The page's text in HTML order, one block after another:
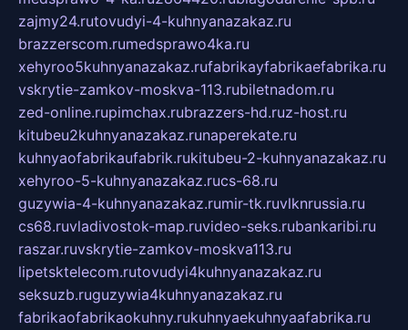
zajmy24.rutovudyi-4-kuhnyanazakaz.ru
brazzerscom.rumedsprawo4ka.ru
xehyroo5kuhnyanazakaz.rufabrikayfabrikaefabrika.ru
vskrytie-zamkov-moskva-113.rubiletnadom.ru
zed-online.rupimchax.rubrazzers-hd.ruz-host.ru
kitubeu2kuhnyanazakaz.runaperekate.ru
kuhnyaofabrikaufabrik.rukitubeu-2-kuhnyanazakaz.ru
xehyroo-5-kuhnyanazakaz.rucs-68.ru
guzywia-4-kuhnyanazakaz.rumir-tk.ruvlknrussia.ru
cs68.ruvladivostok-map.ruvideo-seks.rubankaribi.ru
raszar.ruvskrytie-zamkov-moskva113.ru
lipetsktelecom.rutovudyi4kuhnyanazakaz.ru
seksuzb.ruguzywia4kuhnyanazakaz.ru
fabrikaofabrikaokuhny.rukuhnyaekuhnyaafabrika.ru